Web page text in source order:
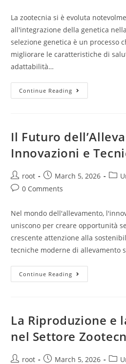
La zootecnia si è evoluta
all'integrazione della genetica
selezione genetica è un processo
migliorare le caratteristiche di
adattabilità…
Continue Reading
Il Futuro
Innovazioni e
root March 5, 2026
0 Comments
Nel mondo dell'allevamento,
uniscono per creare opportunità
crescente attenzione alla
tecniche moderne di allevamento
Continue Reading
La Riproduzione e
nel Settore
root March 5, 2026